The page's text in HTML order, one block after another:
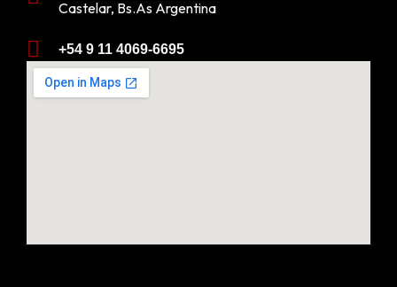
Castelar, Bs.As Argentina
+54 9 11 4069-6695